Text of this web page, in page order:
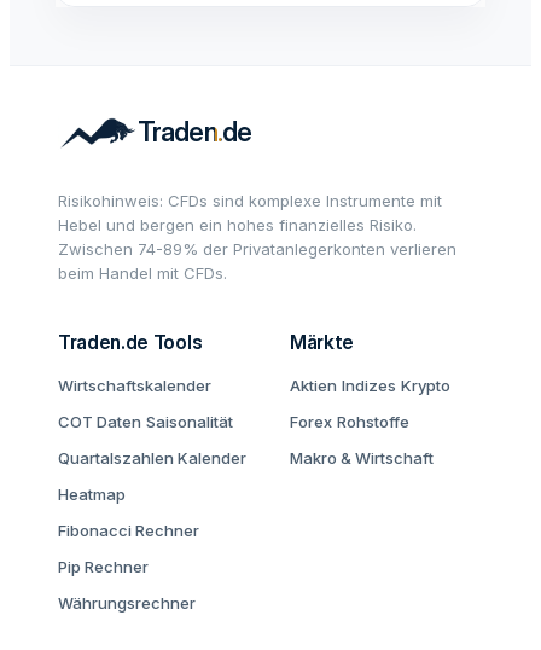
Risikohinweis: CFDs sind komplexe Instrumente mit
Hebel und bergen ein hohes finanzielles Risiko.
Zwischen 74-89% der Privatanlegerkonten verlieren
beim Handel mit CFDs.
Traden.de Tools
Wirtschaftskalender
COT Daten Saisonalität
Quartalszahlen Kalender
Heatmap
Fibonacci Rechner
Pip Rechner
Währungsrechner
Märkte
Aktien Indizes Krypto
Forex Rohstoffe
Makro & Wirtschaft